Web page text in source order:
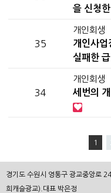
을 신청
35
개인회생
개인사업
실패한
34
개인회생
세번의
1
경기도 수원시 영통구 광교중앙로
희캐슬광교).대표 박은정